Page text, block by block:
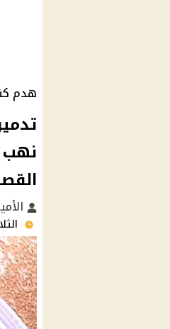
هدم
نهب
الثلاثاء 19/